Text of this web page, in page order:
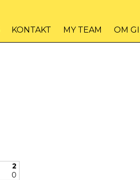
KONTAKT MY TEAM OM
2
0